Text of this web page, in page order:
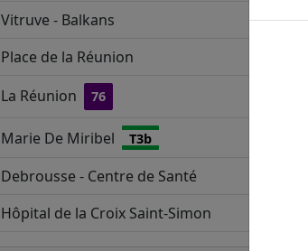
Vitruve - Balkans
Place de la Réunion
La Réunion 76
Marie De Miribel T3b
Debrousse - Centre de Santé
Hôpital de la Croix Saint-Simon